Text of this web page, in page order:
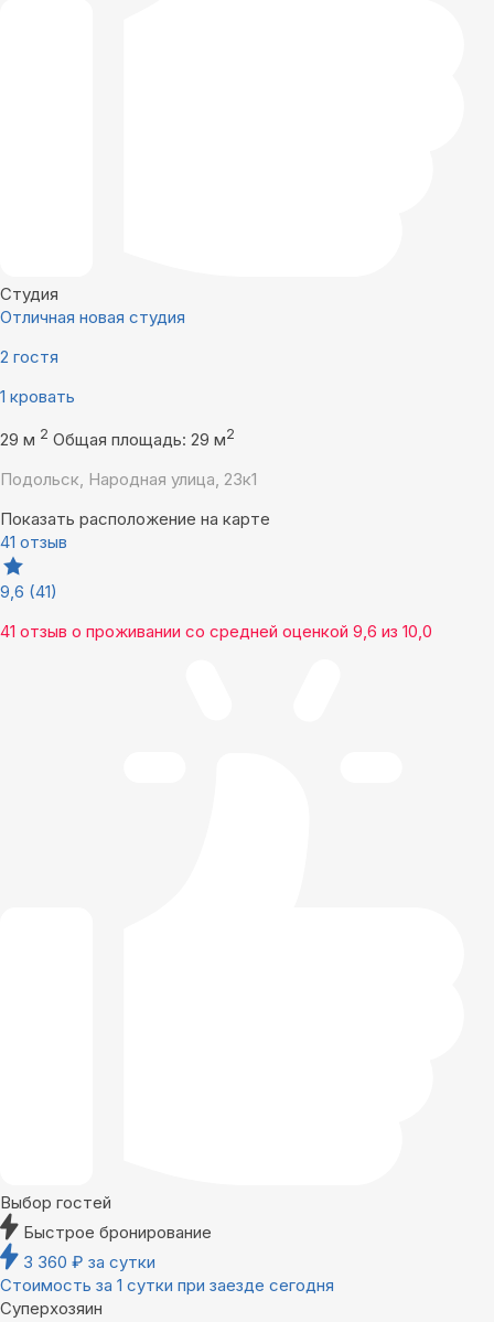
Студия
Отличная новая студия
2 гостя
1 кровать
29 м 2 Общая площадь: 29 м2
Подольск, Народная улица, 23к1
Показать расположение на карте
41 отзыв
9,6 (41)
41 отзыв о проживании со средней оценкой 9,6 из 10,0
Выбор гостей
Быстрое бронирование
3 360 ₽ за сутки
Стоимость за 1 сутки при заезде сегодня
Суперхозяин